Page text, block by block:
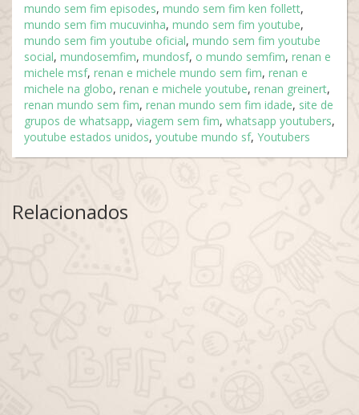
mundo sem fim episodes, mundo sem fim ken follett,
mundo sem fim mucuvinha, mundo sem fim youtube,
mundo sem fim youtube oficial, mundo sem fim youtube
social, mundosemfim, mundosf, o mundo semfim, renan e
michele msf, renan e michele mundo sem fim, renan e
michele na globo, renan e michele youtube, renan greinert,
renan mundo sem fim, renan mundo sem fim idade, site de
grupos de whatsapp, viagem sem fim, whatsapp youtubers,
youtube estados unidos, youtube mundo sf, Youtubers
Relacionados